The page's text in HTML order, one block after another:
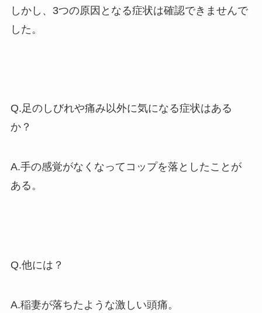
しかし、3つの原因となる症状は確認できませんで
した。
Q.足のしびれや痛み以外に気になる症状はある
か？
A.手の感覚がなくなってコップを落としたことが
ある。
Q.他には？
A.稲妻が落ちたような激しい頭痛。